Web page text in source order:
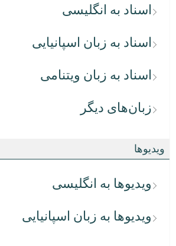
اسناد به انگلیسی
اسناد به زبان اسپانیایی
اسناد به زبان ویتنامی
زبان‌های دیگر
ویدیوها
ویدیوها به انگلیسی
ویدیوها به زبان اسپانیایی